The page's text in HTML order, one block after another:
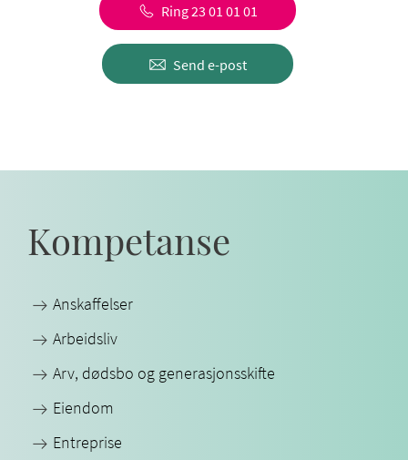
Ring 23 01 01 01
Send e-post
Kompetanse
Anskaffelser
Arbeidsliv
Arv, dødsbo og generasjonsskifte
Eiendom
Entreprise